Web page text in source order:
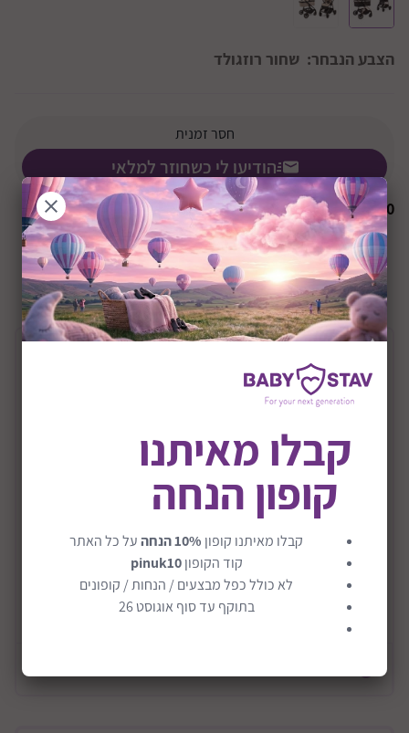
הצבע הנבחר: שחור רוזגולד
חסר זמנית
הודיעו לי כשחוזר למלאי
₪0
+0M שיתוף:
עגלת תינוק משולבת כולל אמבטיה וטיולון דגם
Leona
עגלת חדישה ויפהפייה מבית אינפנטי.
מגיע עם ריפודים נשלפים בקלות.
טיולון דו צדדי.
קיפול קומפקטי.
קבלו מאיתנו
קופון הנחה
קבלו מאיתנו קופון 10% הנחה
על כל האתר
קוד הקופוןpinuk10
לא כולל כפל מבצעים / הנחות / קופונים
בתוקף עד סוף אוגוסט 26